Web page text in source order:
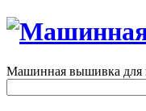
Машинная вышивка для